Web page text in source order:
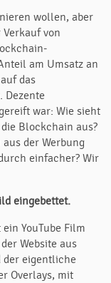
wollen, aber
von
am Umsatz an
das
Dezente
war: Wie sieht
Blockchain aus?
der Werbung
einfacher? Wir
eingebettet.
YouTube Film
Website aus
der eigentliche
Overlays, mit